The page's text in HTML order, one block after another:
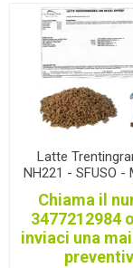
Latte
NH221 - SFUSO -
per vacche da
conforme alle
produzione di
Chiama il
3477212984
inviaci una